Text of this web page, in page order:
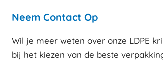
Neem Contact Op
Wil je meer weten over onze LDPE
bij het kiezen van de beste